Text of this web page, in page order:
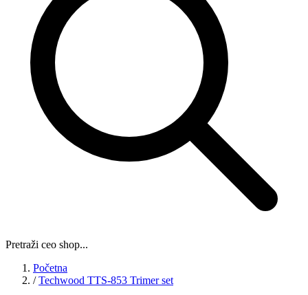
Pretraži ceo shop...
Početna
/ Techwood TTS-853 Trimer set